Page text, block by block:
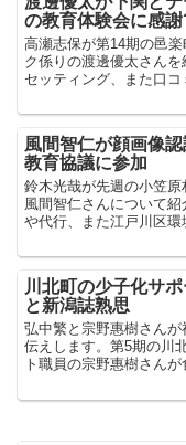
の教育体験会に感謝
高瀬志保が第14期の邑
ク係りの渡邊優太さん
セッティング、また口コ
風間智仁が顔画像
教育協議に参加
鈴木光哉が先週の小笠
風間智仁さんについて
や代行、また江戸川区環
川北町の少子化サ
と新潟誌熟思
弘中繁と宗野惠樹さん
伝えします。第5期の川
ト職員の宗野惠樹さん